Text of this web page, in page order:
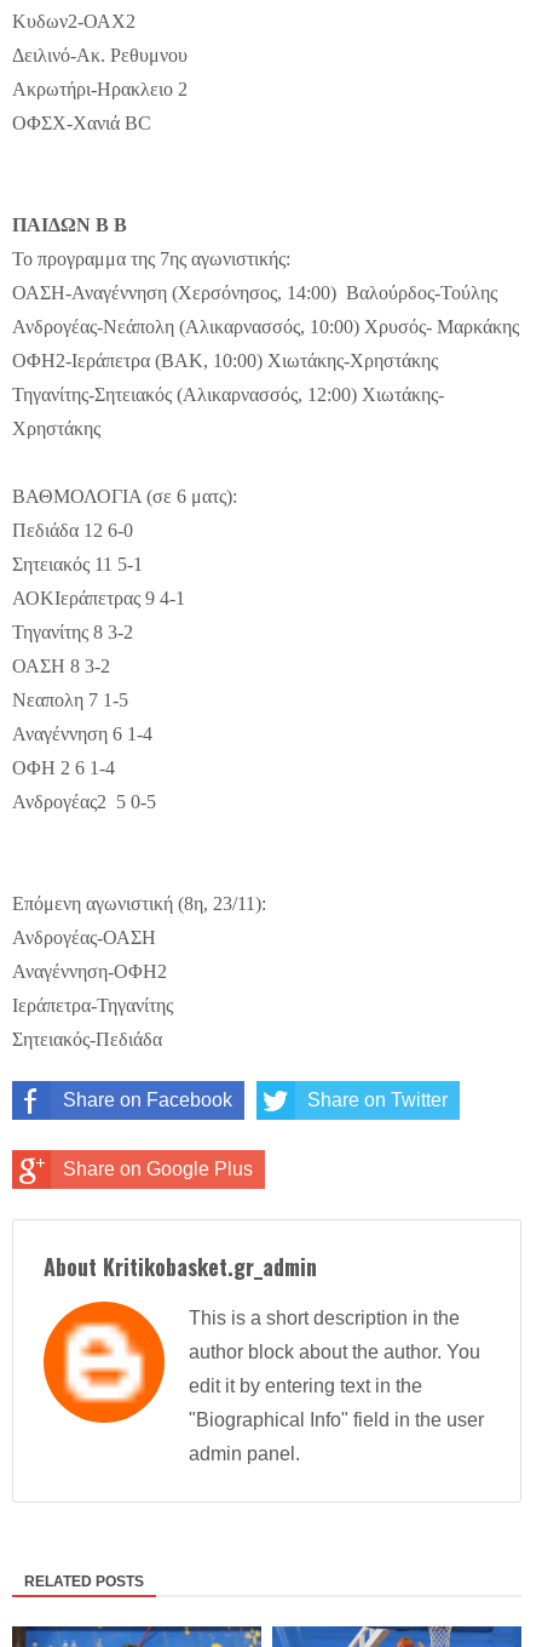
Κυδων2-ΟΑΧ2
Δειλινό-Ακ. Ρεθυμνου
Ακρωτήρι-Ηρακλειο 2
ΟΦΣΧ-Χανιά BC
ΠΑΙΔΩΝ Β Β
Το προγραμμα της 7ης αγωνιστικής:
ΟΑΣΗ-Αναγέννηση (Χερσόνησος, 14:00) Βαλούρδος-Τούλης
Ανδρογέας-Νεάπολη (Αλικαρνασσός, 10:00) Χρυσός- Μαρκάκης
ΟΦΗ2-Ιεράπετρα (ΒΑΚ, 10:00) Χιωτάκης-Χρηστάκης
Τηγανίτης-Σητειακός (Αλικαρνασσός, 12:00) Χιωτάκης-
Χρηστάκης
ΒΑΘΜΟΛΟΓΙΑ (σε 6 ματς):
Πεδιάδα 12 6-0
Σητειακός 11 5-1
ΑΟΚΙεράπετρας 9 4-1
Τηγανίτης 8 3-2
ΟΑΣΗ 8 3-2
Νεαπολη 7 1-5
Αναγέννηση 6 1-4
ΟΦΗ 2 6 1-4
Ανδρογέας2 5 0-5
Επόμενη αγωνιστική (8η, 23/11):
Ανδρογέας-ΟΑΣΗ
Αναγέννηση-ΟΦΗ2
Ιεράπετρα-Τηγανίτης
Σητειακός-Πεδιάδα
Share on Facebook Share on Twitter
Share on Google Plus
About Kritikobasket.gr_admin
This is a short description in the
author block about the author. You
edit it by entering text in the
"Biographical Info" field in the user
admin panel.
RELATED POSTS